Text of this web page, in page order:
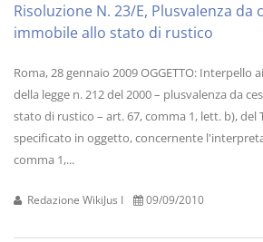
Risoluzione N. 23/E, Plusvalenza da
immobile allo stato di rustico
Roma, 28 gennaio 2009 OGGETTO: Interpello
della legge n. 212 del 2000 – plusvalenza da
stato di rustico – art. 67, comma 1, lett. b), del
specificato in oggetto, concernente
comma 1,...
Redazione WikiJus I 09/09/2010